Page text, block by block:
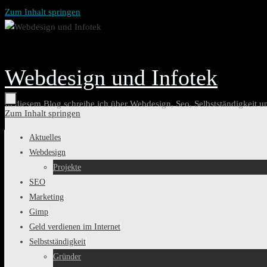
Zum Inhalt springen
Webdesign und Infotek
In diesem Blog schreibe ich über Webdesign, Seo, Selbstständigkeit
Zum Inhalt springen
Aktuelles
Webdesign
Projekte
SEO
Marketing
Gimp
Geld verdienen im Internet
Selbstständigkeit
Gründer